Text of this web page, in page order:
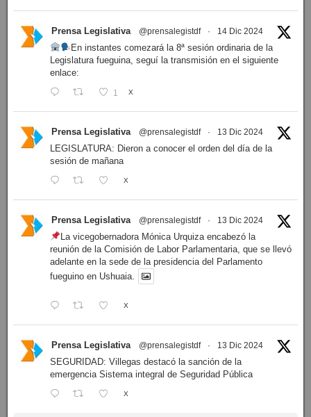
Prensa Legislativa @prensalegistdf · 14 Dic 2024
En instantes comezará la 8ª sesión ordinaria de la
Legislatura fueguina, seguí la transmisión en el siguiente
enlace:
1 X
Prensa Legislativa @prensalegistdf · 13 Dic 2024
LEGISLATURA: Dieron a conocer el orden del día de la
sesión de mañana
X
Prensa Legislativa @prensalegistdf · 13 Dic 2024
La vicegobernadora Mónica Urquiza encabezó la
reunión de la Comisión de Labor Parlamentaria, que se llevó
adelante en la sede de la presidencia del Parlamento
fueguino en Ushuaia.
X
Prensa Legislativa @prensalegistdf · 13 Dic 2024
SEGURIDAD: Villegas destacó la sanción de la
emergencia Sistema integral de Seguridad Pública
X